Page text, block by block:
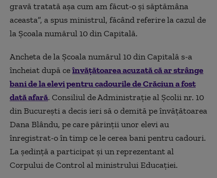
gravă tratată așa cum am făcut-o și săptămâna
aceasta”, a spus ministrul, făcând referire la cazul de
la Școala numărul 10 din Capitală.
Ancheta de la Şcoala numărul 10 din Capitală s-a
încheiat după ceînvăţătoarea acuzată că ar strânge
bani de la elevi pentru cadourile de Crăciun a fost
dată afară. Consiliul de Administrație al Școlii nr. 10
din București a decis ieri să o demită pe învățătoarea
Dana Blându, pe care părinții unor elevi au
înregistrat-o în timp ce le cerea bani pentru cadouri.
La ședință a participat și un reprezentant al
Corpului de Control al ministrului Educației.